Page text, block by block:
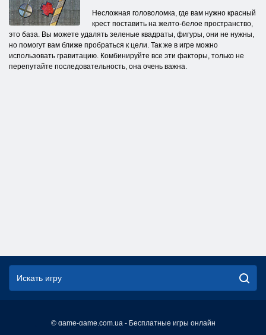
Несложная головоломка, где вам нужно красный
крест поставить на желто-белое пространство,
это база. Вы можете удалять зеленые квадраты, фигуры, они не нужны,
но помогут вам ближе пробраться к цели. Так же в игре можно
использовать гравитацию. Комбинируйте все эти факторы, только не
перепутайте последовательность, она очень важна.
© game-game.com.ua - Бесплатные игры онлайн